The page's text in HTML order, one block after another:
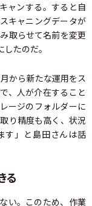
ャンする。すると自
キャニングデータが
取らせて名前を変更
たのだ。
から新たな運用をス
、人が介在すること
ージのフォルダーに
り精度も高く、状況
す」と島田さんは話
る
い。このため、作業